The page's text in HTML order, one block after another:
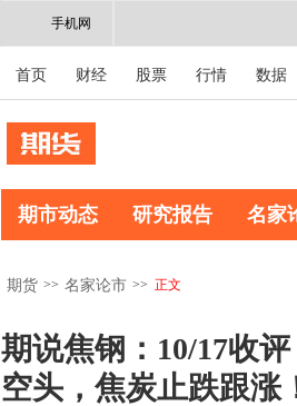
手机网
首页 财经 股票 行情 数据
期市动态 研究报告 名家
期货 >> 名家论市 >> 正文
期说焦钢：10/17收
空头，焦炭止跌跟涨